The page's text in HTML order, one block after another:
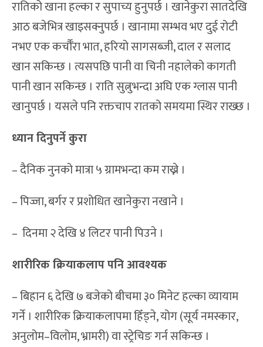
रातिको खाना हल्का र सुपाच्य हुनुपर्छ । खानेकुरा सातदेखि
आठ बजेभित्र खाइसक्नुपर्छ । खानामा सम्भव भए दुई रोटी
नभए एक कर्चौँरा भात, हरियो सागसब्जी, दाल र सलाद
खान सकिन्छ । त्यसपछि पानी वा चिनी नहालेको कागती
पानी खान सकिन्छ । राति सुत्नुभन्दा अघि एक ग्लास पानी
खानुपर्छ । यसले पनि रक्तचाप रातको समयमा स्थिर राख्छ ।
ध्यान दिनुपर्ने कुरा
– दैनिक नुनको मात्रा ५ ग्रामभन्दा कम राख्ने ।
– पिज्जा, बर्गर र प्रशोधित खानेकुरा नखाने ।
– दिनमा २ देखि ४ लिटर पानी पिउने ।
शारीरिक क्रियाकलाप पनि आवश्यक
– बिहान ६ देखि ७ बजेको बीचमा ३० मिनेट हल्का व्यायाम
गर्ने । शारीरिक क्रियाकलापमा हिँड्ने, योग (सूर्य नमस्कार,
अनुलोम–विलोम, भ्रामरी) वा स्ट्रेचिङ गर्न सकिन्छ ।